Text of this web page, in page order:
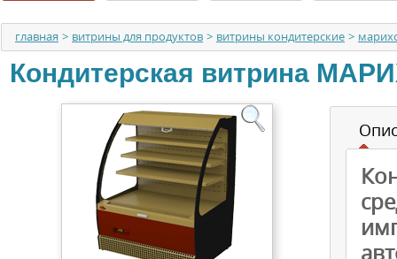
главная > витрины для продуктов > витрины кондитерские >
Кондитерская витрина